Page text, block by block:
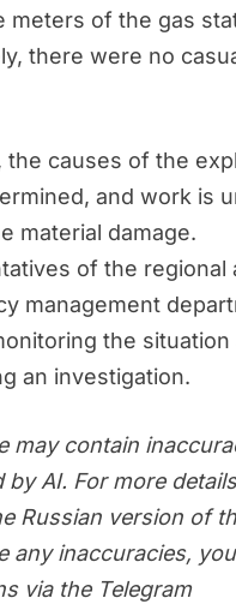
meters of the gas
there were no
the causes of the
and work is
material damage.
of the regional
management
the situation
an investigation.
may contain
by AI. For more
Russian version of
any inaccuracies,
via the Telegram